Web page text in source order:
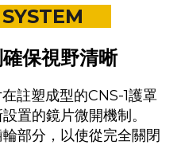
保視野清晰
註塑成型的CNS-1護罩
置的鏡片微開機制。
部分，以使從完全關閉